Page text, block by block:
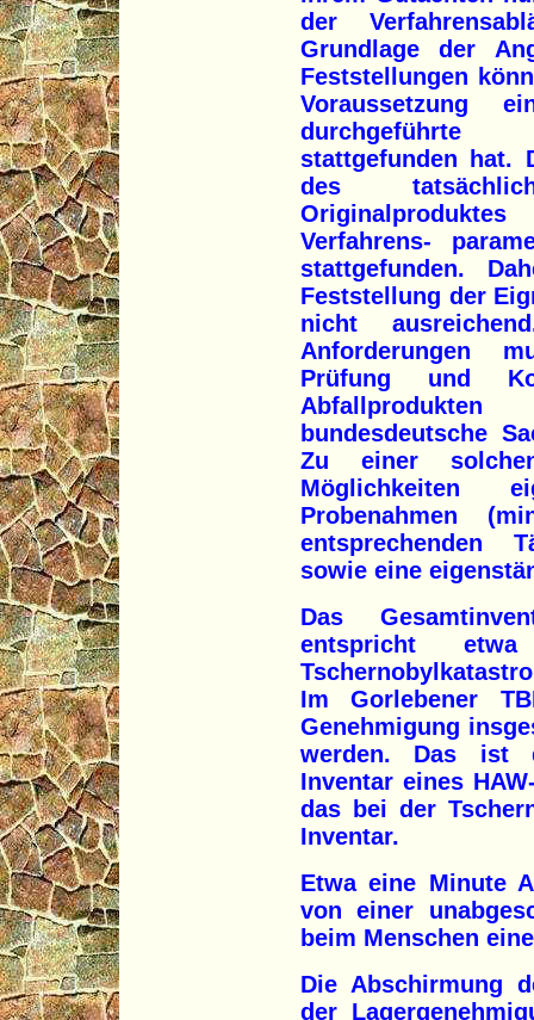
der
Grundlage der
Feststellungen
Voraussetzung
durchgeführte
stattgefunden hat.
des
Verfahrens-
stattgefunden.
Feststellung der
nicht
Anforderungen
Prüfung und
bundesdeutsche
Zu einer
Möglichkeiten
Probenahmen
entsprechenden
sowie eine
Das
entspricht
Im Gorlebener
Genehmigung
werden. Das ist
Inventar eines
das bei der
Inventar.
Etwa eine Minute
von einer
beim Menschen
Die Abschirmung
der